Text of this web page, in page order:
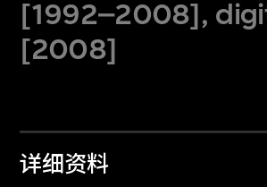
[1992–2008],
[2008]
详细资料